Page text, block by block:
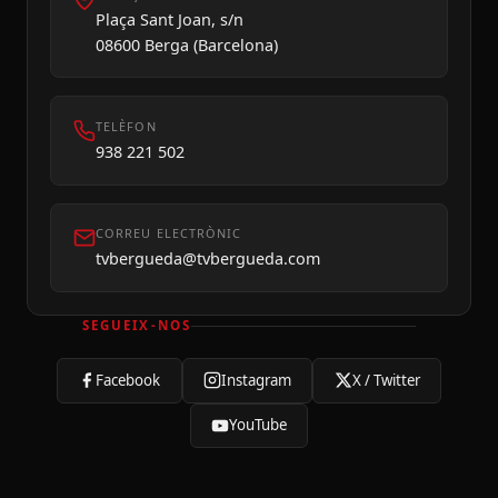
Plaça Sant Joan, s/n
08600 Berga (Barcelona)
TELÈFON
938 221 502
CORREU ELECTRÒNIC
tvbergueda@tvbergueda.com
SEGUEIX-NOS
Facebook Instagram X / Twitter
YouTube